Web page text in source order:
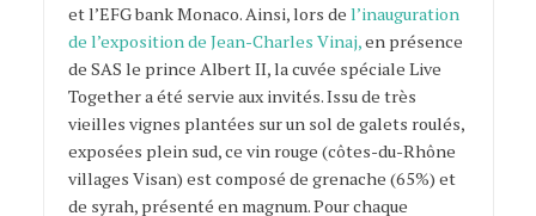
et l’EFG bank Monaco. Ainsi, lors de l’inauguration
de l’exposition de Jean-Charles Vinaj,en présence
de SAS le prince Albert II, la cuvée spéciale Live
Together a été servie aux invités. Issu de très
vieilles vignes plantées sur un sol de galets roulés,
exposées plein sud, ce vin rouge (côtes-du-Rhône
villages Visan) est composé de grenache (65%) et
de syrah, présenté en magnum. Pour chaque